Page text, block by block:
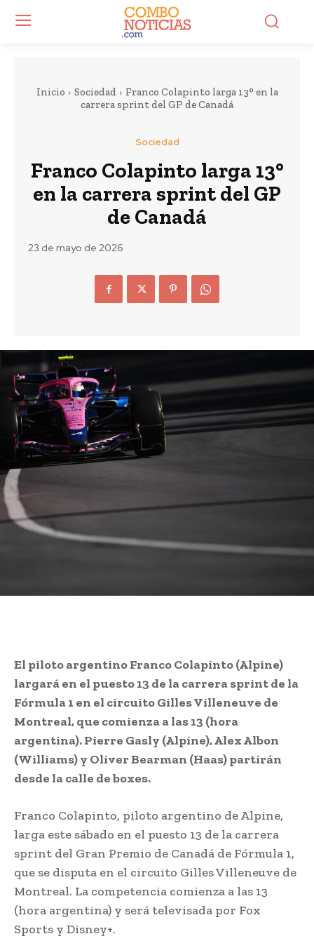
Inicio Sociedad
Franco Colapinto larga 13° en la
carrera sprint del GP de Canadá
Sociedad
Franco Colapinto larga 13°
en la carrera sprint del GP
de Canadá
23 de mayo de 2026
El piloto argentino Franco Colapinto (Alpine)
largará en el puesto 13 de la carrera sprint de la
Fórmula 1 en el circuito Gilles Villeneuve de
Montreal, que comienza a las 13 (hora
argentina). Pierre Gasly (Alpine), Alex Albon
(Williams) y Oliver Bearman (Haas) partirán
desde la calle de boxes.
Franco Colapinto, piloto argentino de Alpine,
larga este sábado en el puesto 13 de la carrera
sprint del Gran Premio de Canadá de Fórmula 1,
que se disputa en el circuito Gilles Villeneuve de
Montreal. La competencia comienza a las 13
(hora argentina) y será televisada por Fox
Sports y Disney+.